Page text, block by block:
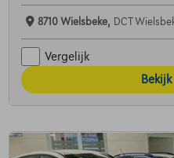
8710 Wielsbeke, DCT
Vergelijk